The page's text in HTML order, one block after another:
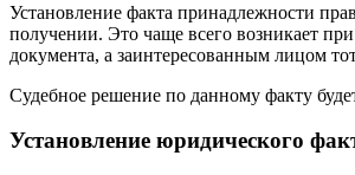
Установление факта принадлежности
получении. Это чаще всего возникает
документа, а заинтересованным лицом
Судебное решение по данному факту
Установление юридического